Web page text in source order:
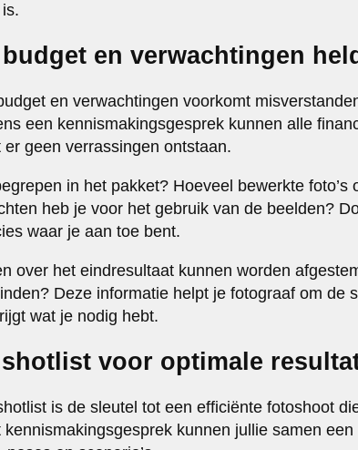
en verwachtingen
en verwachtingen voorkomt
een kennismakingsgesprek kunnen alle
er geen verrassingen ontstaan.
in het pakket? Hoeveel bewerkte foto’s
heb je voor het gebruik van de beelden?
waar je aan toe bent.
over het eindresultaat kunnen worden
Deze informatie helpt je fotograaf om de
wat je nodig hebt.
shotlist voor optimale
is de sleutel tot een efficiënte fotoshoot
kunnen jullie samen een